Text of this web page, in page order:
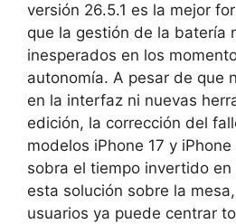
versión 26.5.1 es la mejor
que la gestión de la batería
inesperados en los
autonomía. A pesar de que
en la interfaz ni nuevas
edición, la corrección del
modelos iPhone 17 y
sobra el tiempo invertido en
esta solución sobre la
usuarios ya puede centrar